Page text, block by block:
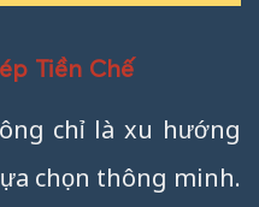
Tiền Chế
chỉ là xu hướng
chọn thông minh.